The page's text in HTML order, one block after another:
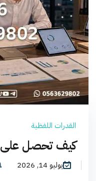
القدرات اللفظية
كيف تحصل على 100 في القدرات؟
يوليو 14, 2026